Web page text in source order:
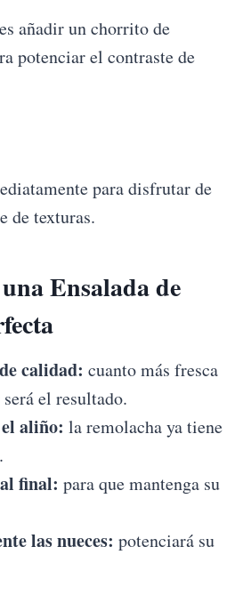
añadir un chorrito de
potenciar el contraste de
para disfrutar de
de texturas.
Ensalada de
calidad: cuanto más fresca
el resultado.
aliño: la remolacha ya tiene
final: para que mantenga su
las nueces: potenciará su